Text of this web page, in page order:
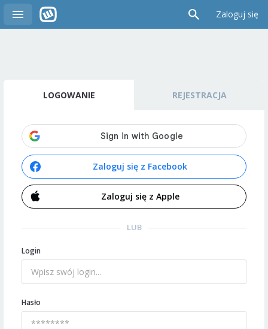
Zaloguj się
LOGOWANIE REJESTRACJA
Zaloguj się z Facebook
Zaloguj się z Apple
LUB
Login
Hasło